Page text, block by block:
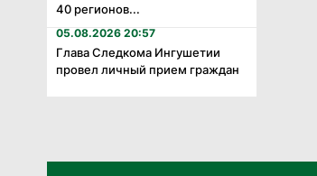
40 регионов...
05.08.2026 20:57
Глава Следкома Ингушетии
провел личный прием граждан